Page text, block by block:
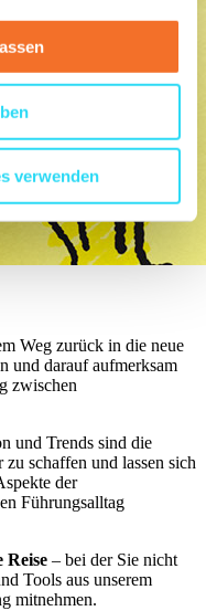
verwenden
Weg zurück in die neue
und darauf aufmerksam
zwischen
und Trends sind die
schaffen und lassen sich
der
Führungsalltag
Reise – bei der Sie nicht
Tools aus unserem
mitnehmen.